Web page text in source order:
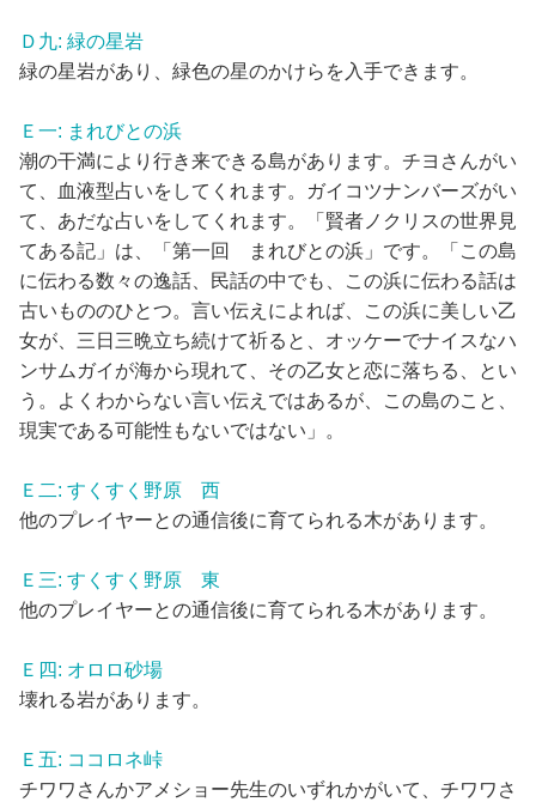
Ｄ九: 緑の星岩
緑の星岩があり、緑色の星のかけらを入手できます。
Ｅ一: まれびとの浜
潮の干満により行き来できる島があります。チヨさんがい
て、血液型占いをしてくれます。ガイコツナンバーズがい
て、あだな占いをしてくれます。「賢者ノクリスの世界見
てある記」は、「第一回 まれびとの浜」です。「この島
に伝わる数々の逸話、民話の中でも、この浜に伝わる話は
古いもののひとつ。言い伝えによれば、この浜に美しい乙
女が、三日三晩立ち続けて祈ると、オッケーでナイスなハ
ンサムガイが海から現れて、その乙女と恋に落ちる、とい
う。よくわからない言い伝えではあるが、この島のこと、
現実である可能性もないではない」。
Ｅ二: すくすく野原 西
他のプレイヤーとの通信後に育てられる木があります。
Ｅ三: すくすく野原 東
他のプレイヤーとの通信後に育てられる木があります。
Ｅ四: オロロ砂場
壊れる岩があります。
Ｅ五: ココロネ峠
チワワさんかアメショー先生のいずれかがいて、チワワさ